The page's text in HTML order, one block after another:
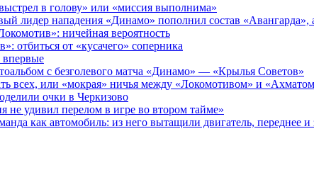
в голову» или «миссия выполнима»
лидер нападения «Динамо» пополнил состав «Авангарда»,
ничейная вероятность
от «кусачего» соперника
впервые
с безголевого матча «Динамо» — «Крылья Советов»
всех, или «мокрая» ничья между «Локомотивом» и
очки в Черкизово
не удивил перелом в игре во втором тайме»
как автомобиль: из него вытащили двигатель, переднее и